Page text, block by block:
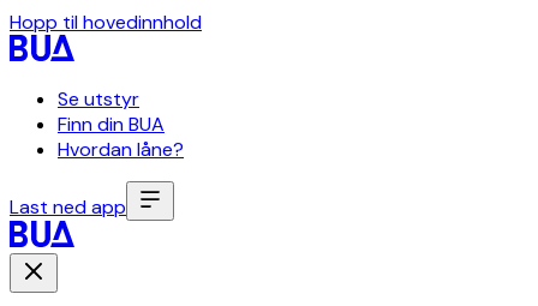
Hopp til hovedinnhold
Se utstyr
Finn din BUA
Hvordan låne?
Last ned app